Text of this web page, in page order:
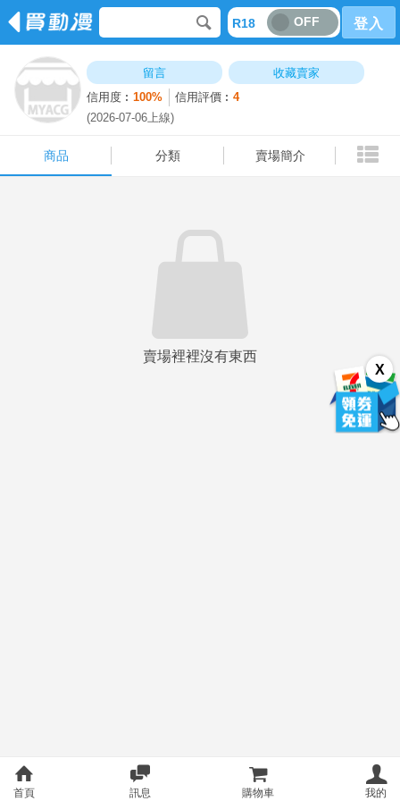
R18 OFF 登入
留言
收藏賣家
信用度︰100% 信用評價︰4
(2026-07-06上線)
商品 分類 賣場簡介
X
賣場裡裡沒有東西
商品 分類 賣場簡介
首頁 訊息 購物車 我的